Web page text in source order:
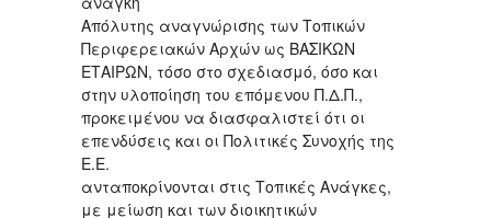
Απόλυτης αναγνώρισης των Τοπικών
Περιφερειακών Αρχών ως ΒΑΣΙΚΩΝ
ΕΤΑΙΡΩΝ, τόσο στο σχεδιασμό, όσο και
στην υλοποίηση του επόμενου Π.Δ.Π.,
προκειμένου να διασφαλιστεί ότι οι
επενδύσεις και οι Πολιτικές Συνοχής της
Ε.Ε.
ανταποκρίνονται στις Τοπικές Ανάγκες,
με μείωση και των διοικητικών